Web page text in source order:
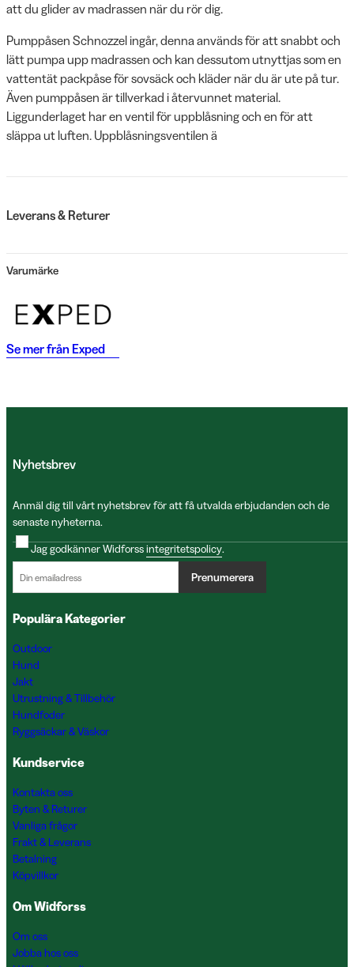
att du glider av madrassen när du rör dig.
Pumppåsen Schnozzel ingår, denna används för att snabbt och
lätt pumpa upp madrassen och kan dessutom utnyttjas som en
vattentät packpåse för sovsäck och kläder när du är ute på tur.
Även pumppåsen är tillverkad i återvunnet material.
Liggunderlaget har en ventil för uppblåsning och en för att
släppa ut luften. Uppblåsningsventilen ä
Leverans & Returer
Varumärke
Se mer från Exped
Nyhetsbrev
Anmäl dig till vårt nyhetsbrev för att få utvalda erbjudanden och de
senaste nyheterna.
Jag godkänner Widforssintegritetspolicy.
Prenumerera
Populära Kategorier
Outdoor
Hund
Jakt
Utrustning & Tillbehör
Hundfoder
Ryggsäckar & Väskor
Kundservice
Kontakta oss
Byten & Returer
Vanliga frågor
Frakt & Leverans
Betalning
Köpvillkor
Om Widforss
Om oss
Jobba hos oss